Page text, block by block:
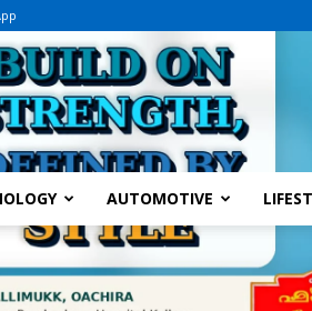
AUTOMOTIVE
പങ്കെടുക്കുന്ന വൈറ്റ് കോളര്‍